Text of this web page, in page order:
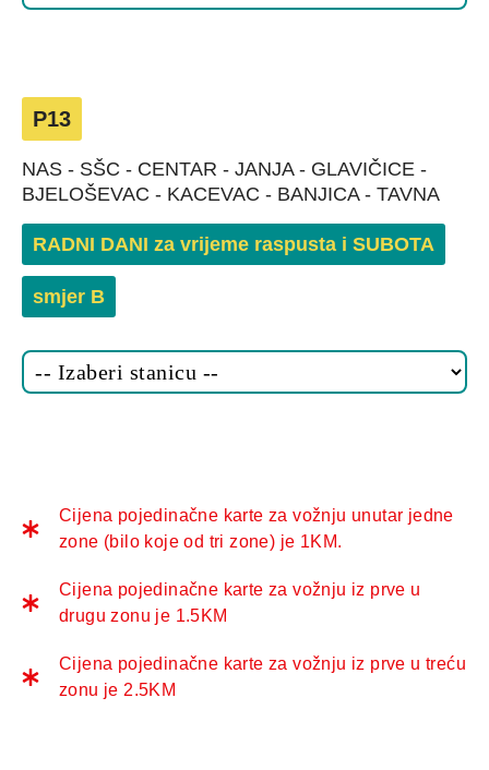
P13
NAS - SŠC - CENTAR - JANJA - GLAVIČICE -
BJELOŠEVAC - KACEVAC - BANJICA - TAVNA
RADNI DANI za vrijeme raspusta i SUBOTA
smjer B
Cijena pojedinačne karte za vožnju unutar jedne
zone (bilo koje od tri zone) je 1KM.
Cijena pojedinačne karte za vožnju iz prve u
drugu zonu je 1.5KM
Cijena pojedinačne karte za vožnju iz prve u treću
zonu je 2.5KM